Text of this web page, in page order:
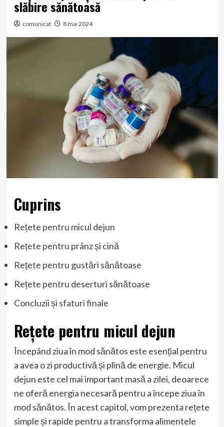
slăbire sănătoasă
comunicat 8 mai 2024
Cuprins
Rețete pentru micul dejun
Rețete pentru prânz și cină
Rețete pentru gustări sănătoase
Rețete pentru deserturi sănătoase
Concluzii și sfaturi finale
Rețete pentru micul dejun
Începând ziua în mod sănătos este esențial pentru
a avea o zi productivă și plină de energie. Micul
dejun este cel mai important masă a zilei, deoarece
ne oferă energia necesară pentru a începe ziua în
mod sănătos. În acest capitol, vom prezenta rețete
simple și rapide pentru a transforma alimentele